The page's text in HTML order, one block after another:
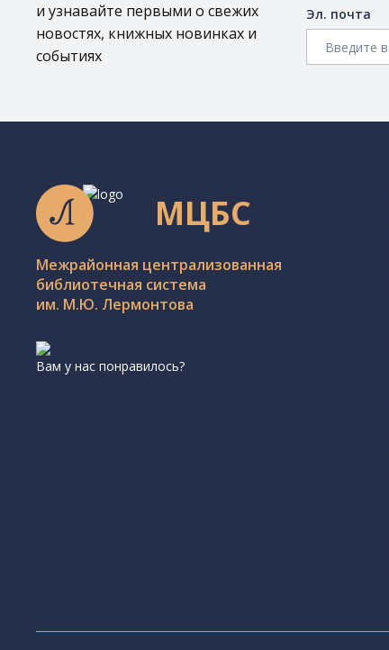
и узнавайте первыми о свежих
новостях, книжных новинках и
событиях
Эл. почта
МЦБС
Межрайонная централизованная
библиотечная система
им. М.Ю. Лермонтова
Вам у нас понравилось?